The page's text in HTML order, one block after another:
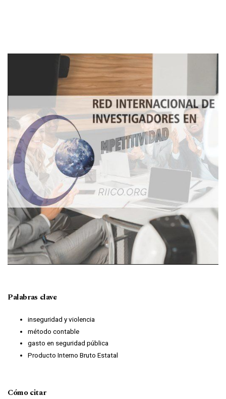
Imagen de portada
Palabras clave
inseguridad y violencia
método contable
gasto en seguridad pública
Producto Interno Bruto Estatal
Cómo citar